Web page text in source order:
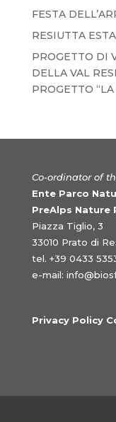
FESTA
RESIUTTA
PROGETTO DI
DELLA VAL
PROGETTO
Co-ordinator of
Ente Parco
PreAlps Nature
Piazza Tiglio, 3
33010 Prato di
tel. +39 0433
e-mail:
Privacy Policy